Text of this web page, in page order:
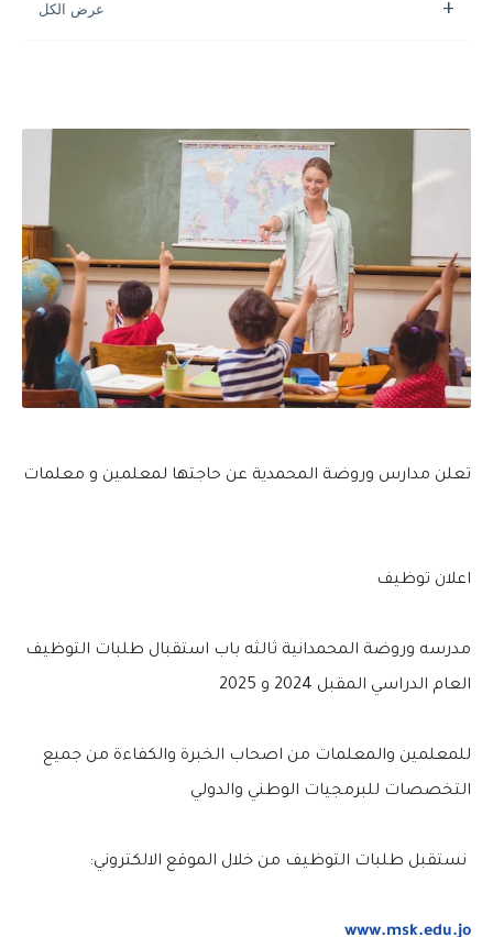
تعلن مدارس وروضة المحمدية عن حاجتها لمعلمين و معلمات
اعلان توظيف
مدرسه وروضة المحمدانية ثالثه باب استقبال طلبات التوظيف
العام الدراسي المقبل 2024 و 2025
للمعلمين والمعلمات من اصحاب الخبرة والكفاءة من جميع
التخصصات للبرمجيات الوطني والدولي
نستقبل طلبات التوظيف من خلال الموقع الالكتروني:
www.msk.edu.jo